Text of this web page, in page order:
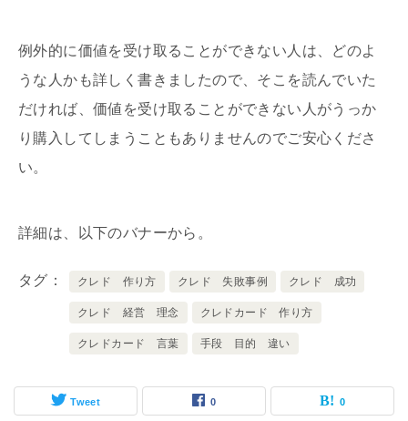
例外的に価値を受け取ることができない人は、どのよ
うな人かも詳しく書きましたので、そこを読んでいた
だければ、価値を受け取ることができない人がうっか
り購入してしまうこともありませんのでご安心くださ
い。
詳細は、以下のバナーから。
タグ クレド 作り方 クレド 失敗事例 クレド 成功
クレド 経営 理念 クレドカード 作り方
クレドカード 言葉 手段 目的 違い
Tweet 0 0